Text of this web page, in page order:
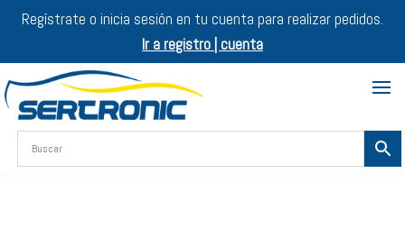
Regístrate o inicia sesión en tu cuenta para realizar pedidos.
Ir a registro | cuenta